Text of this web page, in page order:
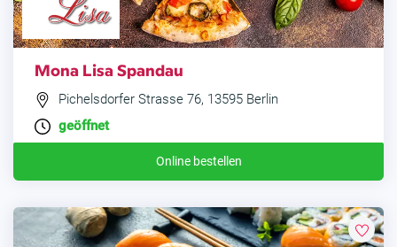
Mona Lisa Spandau
Pichelsdorfer Strasse 76, 13595 Berlin
geöffnet
Online bestellen